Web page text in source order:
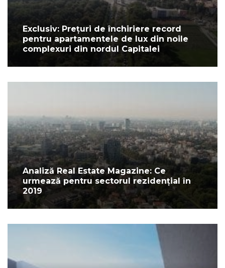
Exclusiv: Prețuri de închiriere record
pentru apartamentele de lux din noile
complexuri din nordul Capitalei
Analiză Real Estate Magazine: Ce
urmează pentru sectorul rezidențial în
2019